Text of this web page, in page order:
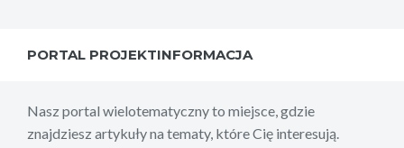
PORTAL PROJEKTINFORMACJA
Nasz portal wielotematyczny to miejsce, gdzie
znajdziesz artykuły na tematy, które Cię interesują.